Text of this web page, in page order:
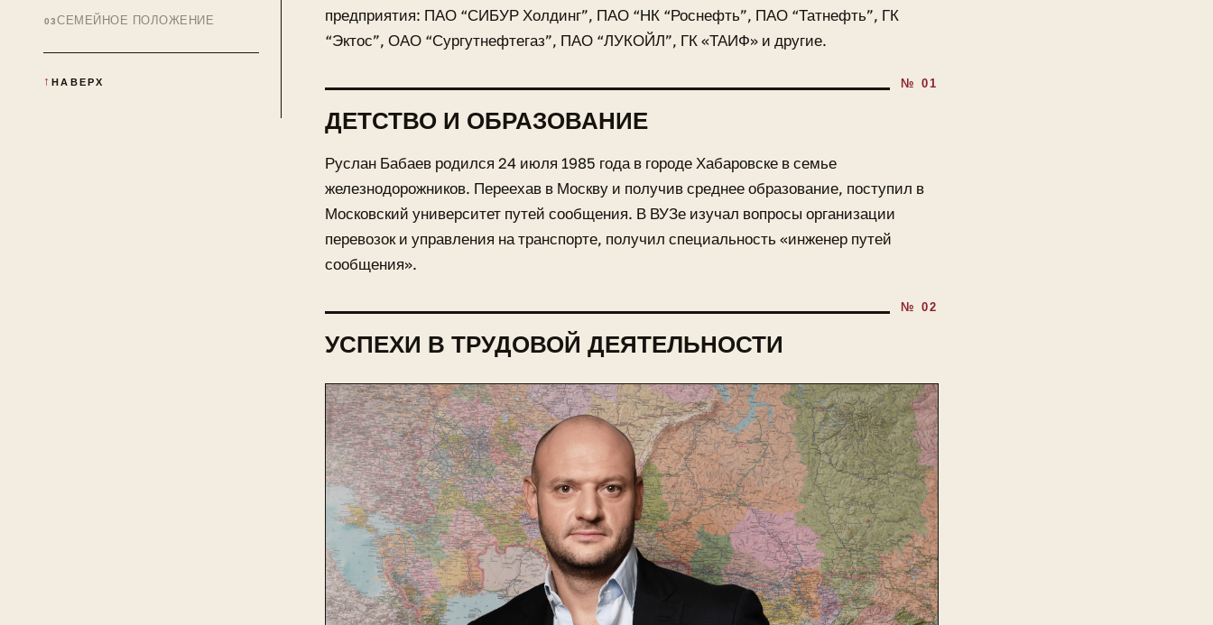
СЕМЕЙНОЕ ПОЛОЖЕНИЕ
НАВЕРХ
предприятия: ПАО “СИБУР Холдинг”, ПАО “НК “Роснефть”, ПАО “Татнефть”, ГК
“Эктос”, ОАО “Сургутнефтегаз”, ПАО “ЛУКОЙЛ”, ГК «ТАИФ» и другие.
ДЕТСТВО И ОБРАЗОВАНИЕ
Руслан Бабаев родился 24 июля 1985 года в городе Хабаровске в семье
железнодорожников. Переехав в Москву и получив среднее образование, поступил в
Московский университет путей сообщения. В ВУЗе изучал вопросы организации
перевозок и управления на транспорте, получил специальность «инженер путей
сообщения».
УСПЕХИ В ТРУДОВОЙ ДЕЯТЕЛЬНОСТИ